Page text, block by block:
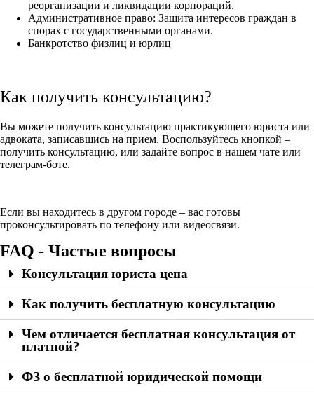
реорганизации и ликвидации корпораций.
Административное право: Защита интересов граждан в
спорах с государственными органами.
Банкротство физлиц и юрлиц
Как получить консультацию?
Вы можете получить консультацию практикующего юриста или
адвоката, записавшись на прием. Воспользуйтесь кнопкой –
получить консультацию, или задайте вопрос в нашем чате или
телеграм-боте.
Если вы находитесь в другом городе – вас готовы
проконсультировать по телефону или видеосвязи.
FAQ - Частые вопросы
Консультация юриста цена
Как получить бесплатную консультацию
Чем отличается бесплатная консультация от
платной?
ФЗ о бесплатной юридической помощи